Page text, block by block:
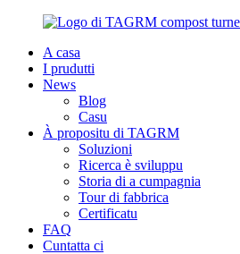
A casa
I prudutti
News
Blog
Casu
À propositu di TAGRM
Soluzioni
Ricerca è sviluppu
Storia di a cumpagnia
Tour di fabbrica
Certificatu
FAQ
Cuntatta ci